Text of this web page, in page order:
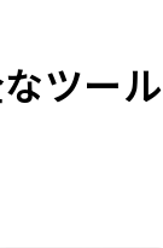
ツール